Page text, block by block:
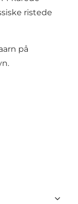
ristede
på